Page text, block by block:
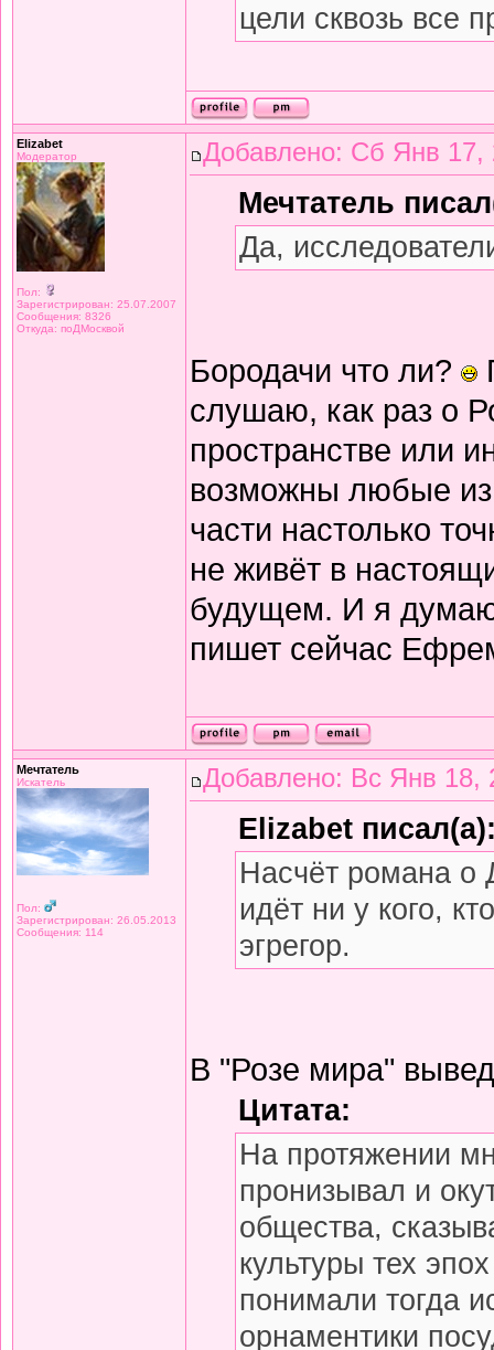
цели сквозь все
Elizabet
Модератор
Пол:
Зарегистрирован: 25.07.2007
Сообщения: 8326
Откуда: поДМосквой
Добавлено: Сб Янв 17,
Мечтатель
Да,
Бородачи что ли?
слушаю, как раз о
пространстве или
возможны любые
части настолько
не живёт в
будущем. И я
пишет сейчас
Мечтатель
Искатель
Пол:
Зарегистрирован: 26.05.2013
Сообщения: 114
Добавлено: Вс Янв 18,
Elizabet
Насчёт романа о
идёт ни у кого,
эгрегор.
В "Розе мира"
Цитата:
На протяжении
пронизывал и
общества,
культуры тех
понимали тогда
орнаментики